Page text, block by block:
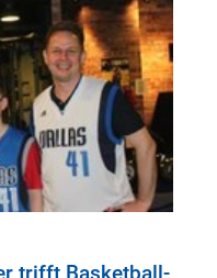
trifft Basketball-